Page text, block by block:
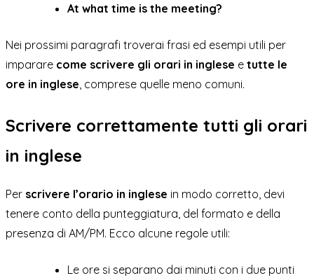
At what time is the meeting?
Nei prossimi paragrafi troverai frasi ed esempi utili per
imparare come scrivere gli orari in inglese e tutte le
ore in inglese , comprese quelle meno comuni.
Scrivere correttamente tutti gli orari
in inglese
Per scrivere l’orario in inglese in modo corretto, devi
tenere conto della punteggiatura, del formato e della
presenza di AM/PM. Ecco alcune regole utili:
Le ore si separano dai minuti con i due punti